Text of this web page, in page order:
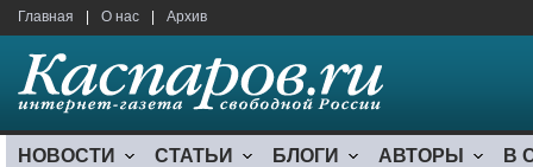
Главная О нас Архив
НОВОСТИ СТАТЬИ БЛОГИ АВТОРЫ В